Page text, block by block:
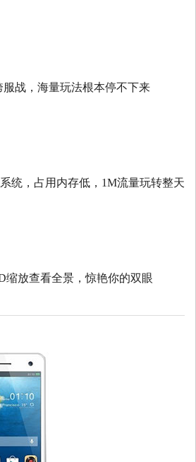
战，海量玩法根本停不下来
统，占用内存低， 1M流量玩转整天
缩放查看全景，惊艳你的双眼